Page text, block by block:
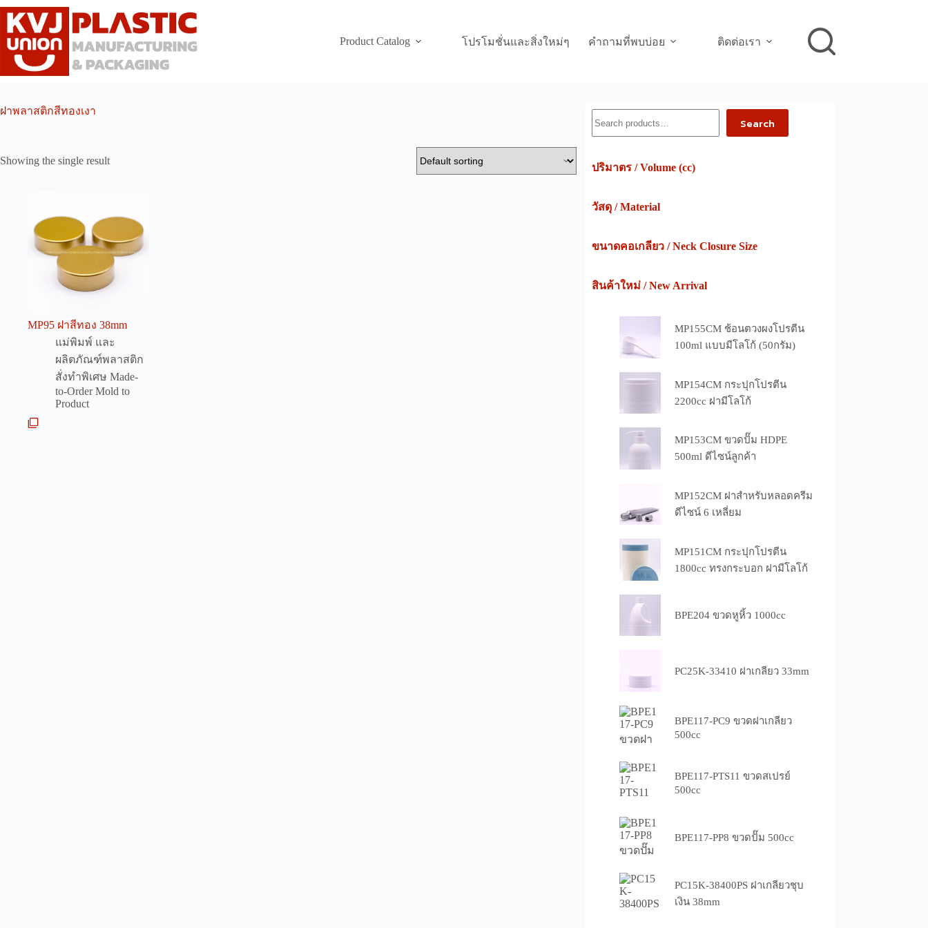
Skip
content
Product Catalog
โปรโมชั่นและสิ่งใหม่ๆ คำถามที่พบบ่อย ติดต่อเรา
ฝาพลาสติกสีทองเงา
Showing the single result
MP95 ฝาสีทอง 38mm
แม่พิมพ์ และ
ผลิตภัณฑ์พลาสติก
สั่งทำพิเศษ Made-
to-Order Mold to
Product
Search
ปริมาตร / Volume (cc)
วัสดุ / Material
ขนาดคอเกลียว / Neck Closure Size
สินค้าใหม่ / New Arrival
MP155CM ช้อนตวงผงโปรตีน
100ml แบบมีโลโก้ (50กรัม)
MP154CM กระปุกโปรตีน
2200cc ฝามีโลโก้
MP153CM ขวดปั๊ม HDPE
500ml ดีไซน์ลูกค้า
MP152CM ฝาสำหรับหลอดครีม
ดีไซน์ 6 เหลี่ยม
MP151CM กระปุกโปรตีน
1800cc ทรงกระบอก ฝามีโลโก้
BPE204 ขวดหูหิ้ว 1000cc
PC25K-33410 ฝาเกลียว 33mm
BPE117-PC9 ขวดฝาเกลียว
500cc
BPE117-PTS11 ขวดสเปรย์
500cc
BPE117-PP8 ขวดปั๊ม 500cc
PC15K-38400PS ฝาเกลียวชุบ
เงิน 38mm